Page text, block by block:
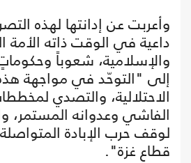
وأعربت عن إدانتها لهذه
داعية في الوقت ذاته الأمة
والإسلامية، شعوباً
إلى "التوحّد في مواجهة
الاحتلالية، والتصدي
الفاشي وعدوانه المستمر،
لوقف حرب الإبادة
قطاع غزة".